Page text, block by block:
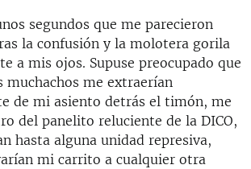
segundos que me parecieron
la confusión y la molotera gorila
a mis ojos. Supuse preocupado que
muchachos me extraerían
de mi asiento detrás el timón, me
del panelito reluciente de la DICO,
hasta alguna unidad represiva,
mi carrito a cualquier otra